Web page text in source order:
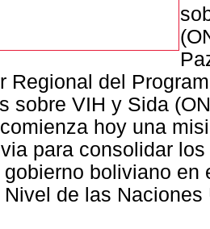
Regional del
sobre VIH y Sida
hoy una
para consolidar
boliviano en
de las